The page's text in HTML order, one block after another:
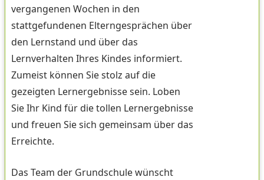
vergangenen Wochen in den
stattgefundenen Elterngesprächen über
den Lernstand und über das
Lernverhalten Ihres Kindes informiert.
Zumeist können Sie stolz auf die
gezeigten Lernergebnisse sein. Loben
Sie Ihr Kind für die tollen Lernergebnisse
und freuen Sie sich gemeinsam über das
Erreichte.
Das Team der Grundschule wünscht